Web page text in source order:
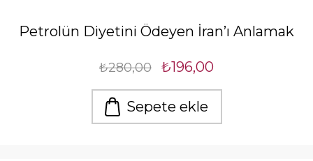
Petrolün Diyetini Ödeyen İran’ı Anlamak
₺280,00 ₺196,00
Sepete ekle